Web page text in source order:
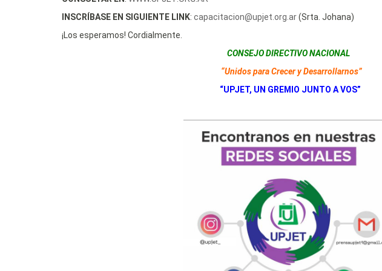
INSCRÍBASE EN SIGUIENTE LINK: capacitacion@upjet.org.ar(Srta. Johana)
¡Los esperamos! Cordialmente.
CONSEJO DIRECTIVO NACIONAL
“Unidos para Crecer y Desarrollarnos”
“UPJET, UN GREMIO JUNTO A VOS”